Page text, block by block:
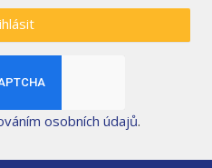
osobních údajů.